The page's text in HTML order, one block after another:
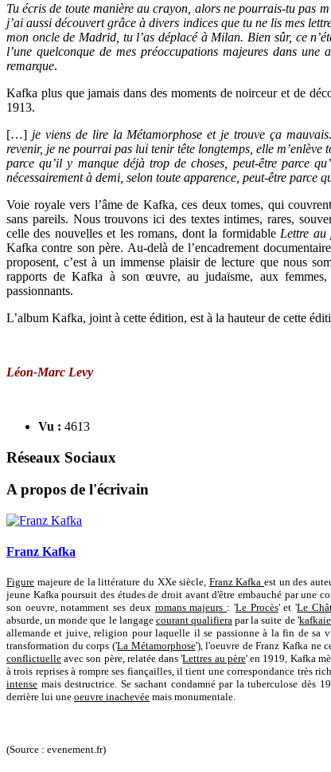
Tu écris de toute manière au crayon, alors ne pourrais-tu pas
j’ai aussi découvert grâce à divers indices que tu ne lis mes
mon oncle de Madrid, tu l’as déplacé à Milan. Bien sûr, ce
l’une quelconque de mes préoccupations majeures dans
remarque.
Kafka plus que jamais dans des moments de noirceur et de
1913.
[…] je viens de lire la Métamorphose et je trouve ça
revenir, je ne pourrai pas lui tenir tête longtemps, elle m’enlève
parce qu’il y manque déjà trop de choses, peut-être parce
nécessairement à demi, selon toute apparence, peut-être parce
Voie royale vers l’âme de Kafka, ces deux tomes, qui
sans pareils. Nous trouvons ici des textes intimes, rares,
celle des nouvelles et les romans, dont la formidable Lettre au
Kafka contre son père. Au-delà de l’encadrement
proposent, c’est à un immense plaisir de lecture que nous
rapports de Kafka à son œuvre, au judaïsme, aux
passionnants.
L’album Kafka, joint à cette édition, est à la hauteur de cette
Léon-Marc Levy
Vu : 4613
Réseaux Sociaux
A propos de l'écrivain
Franz Kafka
Figure majeure de la littérature du XXe siècle, Franz Kafkaest un des
jeune Kafka poursuit des études de droit avant d'être embauché par une
son oeuvre, notamment ses deux romans majeurs : 'Le Procès' et 'Le
absurde, un monde que le langage courant qualifierapar la suite de '
allemande et juive, religion pour laquelle il se passionne à la fin de sa
transformation du corps ('La Métamorphose'), l'oeuvre de Franz Kafka ne
conflictuelle avec son père, relatée dans 'Lettres au père' en 1919, Kafka
à trois reprises à rompre ses fiançailles, il tient une correspondance très
intense mais destructrice. Se sachant condamné par la tuberculose dès
derrière lui une oeuvre inachevée mais monumentale.
(Source : evenement.fr)